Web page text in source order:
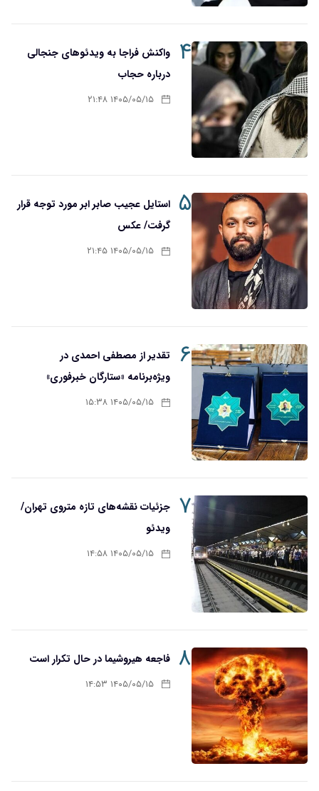
۴
واکنش فراجا به ویدئوهای جنجالی
درباره حجاب
۱۴۰۵/۰۵/۱۵ ۲۱:۴۸
۵ استایل عجیب صابر ابر مورد توجه قرار
گرفت/ عکس
۱۴۰۵/۰۵/۱۵ ۲۱:۴۵
۶
تقدیر از مصطفی احمدی در
ویژه‌برنامه «ستارگان خبرفوری»
۱۴۰۵/۰۵/۱۵ ۱۵:۳۸
۷ جزئیات نقشه‌های تازه متروی تهران/
ویدئو
۱۴۰۵/۰۵/۱۵ ۱۴:۵۸
۸ فاجعه هیروشیما در حال تکرار است
۱۴۰۵/۰۵/۱۵ ۱۴:۵۳